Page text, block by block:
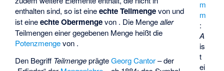
m
m
:
A
is
t
ei
enthalten sind, so isteineechte Teilmengevon und
ist eineechte Obermengevon . Die Mengealler
Teilmengen einer gegebenen Menge heißt die
Potenzmengevon .
Den Begriff TeilmengeprägteGeorg Cantor– der